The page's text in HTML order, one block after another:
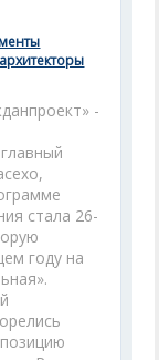
-
стала 26-
году на